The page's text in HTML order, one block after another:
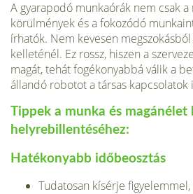
A gyarapodó munkaórák nem csak a
körülmények és a fokozódó
írhatók. Nem kevesen
kelleténél. Ez rossz, hiszen a
magát, tehát fogékonyabbá válik a
állandó robotot a társas kapcsolatok
Tippek a munka és
helyrebillentéséhez:
Hatékonyabb időbeosztás
Tudatosan kísérje